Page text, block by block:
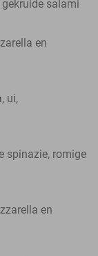
salami
en
ui,
spinazie, romige
en